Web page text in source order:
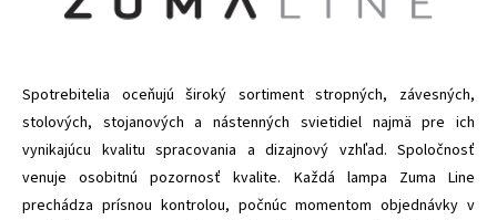
Spotrebitelia oceňujú široký sortiment stropných, závesných,
stolových, stojanových a nástenných svietidiel najmä pre ich
vynikajúcu kvalitu spracovania a dizajnový vzhľad. Spoločnosť
venuje osobitnú pozornosť kvalite. Každá lampa Zuma Line
prechádza prísnou kontrolou, počnúc momentom objednávky v